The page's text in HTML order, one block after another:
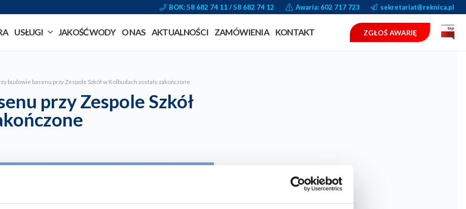
BOK: 58 682 74 11 / 58 682 74 12 Awaria: 602 717 723 sekretariat@reknica.pl
USŁUGI JAKOŚĆ WODY O NAS AKTUALNOŚCI ZAMÓWIENIA KONTAKT ZGŁOŚ AWARIĘ
budowie basenu przy Zespole Szkół w Kolbudach zostały zakończone
przy Zespole Szkół